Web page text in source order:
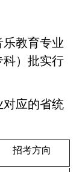
教育专业
科）批实行
对应的省统
招考方向